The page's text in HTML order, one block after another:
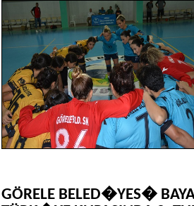
GÖRELE BELED�YES�